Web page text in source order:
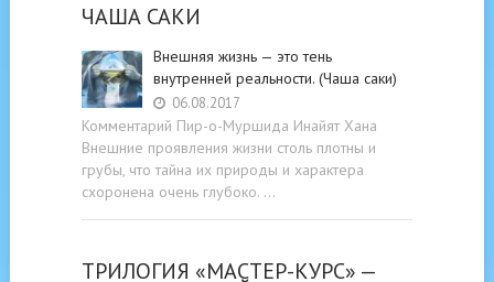
ЧАША САКИ
Внешняя жизнь — это тень
внутренней реальности. (Чаша саки)
06.08.2017
Комментарий Пир-о-Муршида Инайят Хана
Внешние проявления жизни столь плотны и
грубы, что тайна их природы и характера
схоронена очень глубоко. …
ТРИЛОГИЯ «МАСТЕР-КУРС» —